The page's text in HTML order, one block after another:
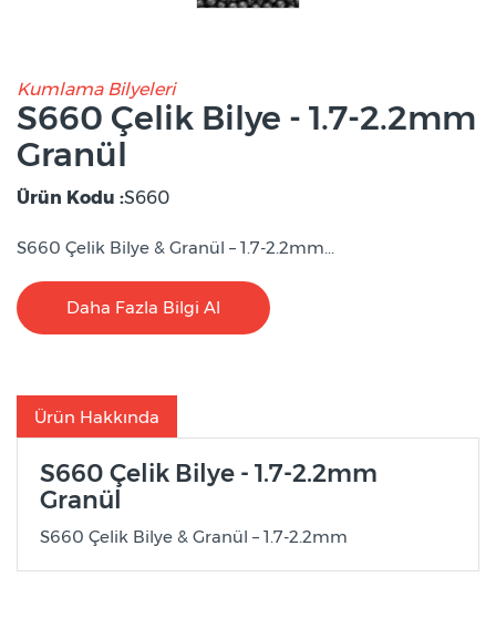
Kumlama Bilyeleri
S660 Çelik Bilye - 1.7-2.2mm
Granül
Ürün Kodu :S660
S660 Çelik Bilye & Granül – 1.7-2.2mm...
Daha Fazla Bilgi Al
Ürün Hakkında
S660 Çelik Bilye - 1.7-2.2mm
Granül
S660 Çelik Bilye & Granül – 1.7-2.2mm